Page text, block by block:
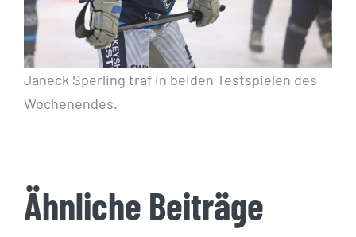
Janeck Sperling traf in beiden Testspielen des
Wochenendes.
Ähnliche Beiträge